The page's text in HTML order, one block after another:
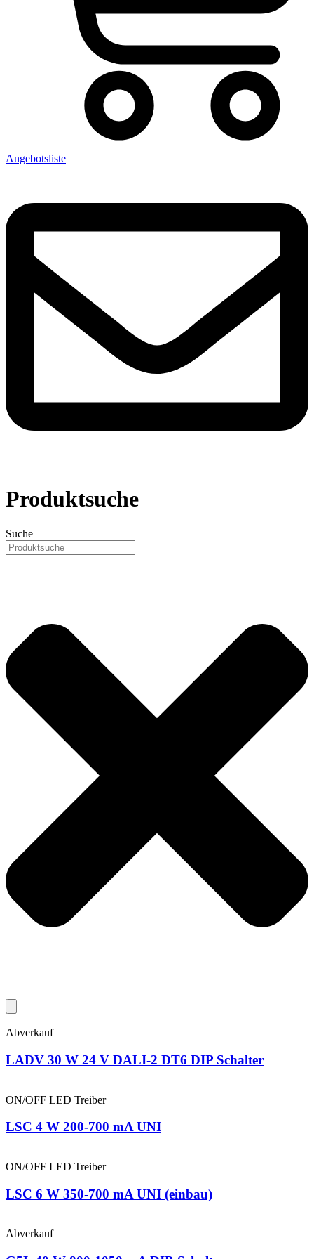
Angebotsliste
Produktsuche
Suche
Abverkauf
LADV 30 W 24 V DALI-2 DT6 DIP Schalter
ON/OFF LED Treiber
LSC 4 W 200-700 mA UNI
ON/OFF LED Treiber
LSC 6 W 350-700 mA UNI (einbau)
Abverkauf